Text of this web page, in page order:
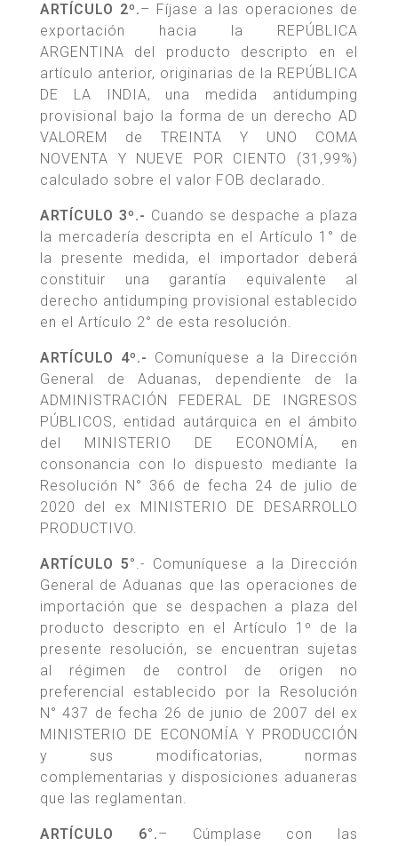
ARTÍCULO 2º.– Fíjase a las operaciones de
exportación hacia la REPÚBLICA
ARGENTINA del producto descripto en el
artículo anterior, originarias de la REPÚBLICA
DE LA INDIA, una medida antidumping
provisional bajo la forma de un derecho AD
VALOREM de TREINTA Y UNO COMA
NOVENTA Y NUEVE POR CIENTO (31,99%)
calculado sobre el valor FOB declarado.
ARTÍCULO 3º.- Cuando se despache a plaza
la mercadería descripta en el Artículo 1° de
la presente medida, el importador deberá
constituir una garantía equivalente al
derecho antidumping provisional establecido
en el Artículo 2° de esta resolución.
ARTÍCULO 4º.- Comuníquese a la Dirección
General de Aduanas, dependiente de la
ADMINISTRACIÓN FEDERAL DE INGRESOS
PÚBLICOS, entidad autárquica en el ámbito
del MINISTERIO DE ECONOMÍA, en
consonancia con lo dispuesto mediante la
Resolución N° 366 de fecha 24 de julio de
2020 del ex MINISTERIO DE DESARROLLO
PRODUCTIVO.
ARTÍCULO 5°.- Comuníquese a la Dirección
General de Aduanas que las operaciones de
importación que se despachen a plaza del
producto descripto en el Artículo 1º de la
presente resolución, se encuentran sujetas
al régimen de control de origen no
preferencial establecido por la Resolución
N° 437 de fecha 26 de junio de 2007 del ex
MINISTERIO DE ECONOMÍA Y PRODUCCIÓN
y sus modificatorias, normas
complementarias y disposiciones aduaneras
que las reglamentan.
ARTÍCULO 6°.– Cúmplase con las